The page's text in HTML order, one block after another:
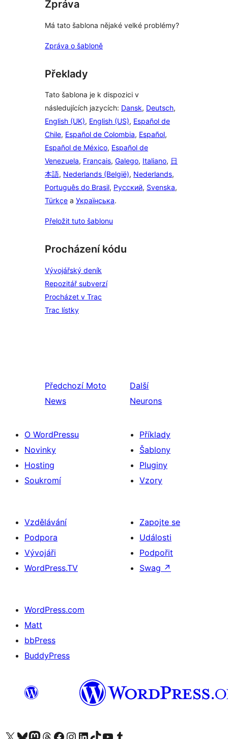
Zpráva
Má tato šablona nějaké velké problémy?
Zpráva o šabloně
Překlady
Tato šablona je k dispozici v
následujících jazycích: Dansk, Deutsch,
English (UK), English (US), Español de
Chile, Español de Colombia, Español,
Español de México, Español de
Venezuela, Français, Galego, Italiano, 日
本語, Nederlands (België), Nederlands,
Português do Brasil, Русский, Svenska,
Türkçe a Українська.
Přeložit tuto šablonu
Procházení kódu
Vývojářský deník
Repozitář subverzí
Procházet v Trac
Trac lístky
Předchozí Moto
News
Další
Neurons
O WordPressu
Novinky
Hosting
Soukromí
Příklady
Šablony
Pluginy
Vzory
Vzdělávání
Podpora
Vývojáři
WordPress.TV
Zapojte se
Události
Podpořit
Swag ↗
WordPress.com
Matt
bbPress
BuddyPress
Navštivte náš účet na X (dříve Twitter)
Navštivte náš Bluesky účetNavštivte náš účet Mastodon
Navštivte náš Threads účetNavštivte naši stránku na Facebooku
Navštivte náš Instagram účetNavštivte náš LinkedIn účetNavštivte náš TikTok účetNavštivte náš YouTube kanálNavštivte náš Tumblr účet